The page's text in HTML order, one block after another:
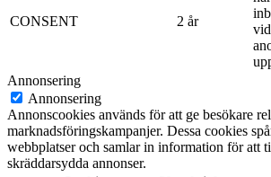
CONSENT 2 år
Annonsering
Annonsering
Annonscookies används för att ge besökare
marknadsföringskampanjer. Dessa cookies
webbplatser och samlar in information för att
skräddarsydda annonser.